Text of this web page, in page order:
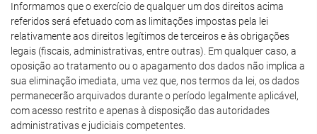
Informamos que o exercício de qualquer um dos direitos acima
referidos será efetuado com as limitações impostas pela lei
relativamente aos direitos legítimos de terceiros e às obrigações
legais (fiscais, administrativas, entre outras). Em qualquer caso, a
oposição ao tratamento ou o apagamento dos dados não implica a
sua eliminação imediata, uma vez que, nos termos da lei, os dados
permanecerão arquivados durante o período legalmente aplicável,
com acesso restrito e apenas à disposição das autoridades
administrativas e judiciais competentes.